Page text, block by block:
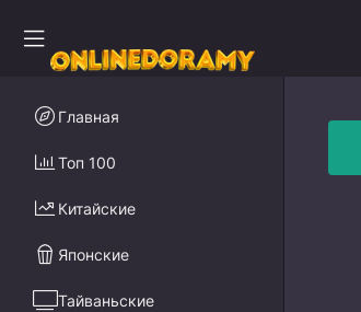
Главная
Топ 100
Китайские
Японские
Тайваньские